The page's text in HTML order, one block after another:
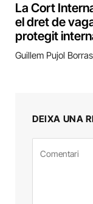
La Cort
el dret de
protegit
Guillem Pujol Borras
DEIXA UNA